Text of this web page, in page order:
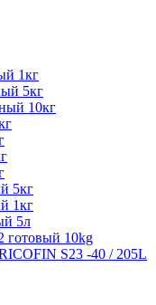
1кг
5кг
10кг
5кг
1кг
5л
готовый 10kg
S23 -40 / 205L